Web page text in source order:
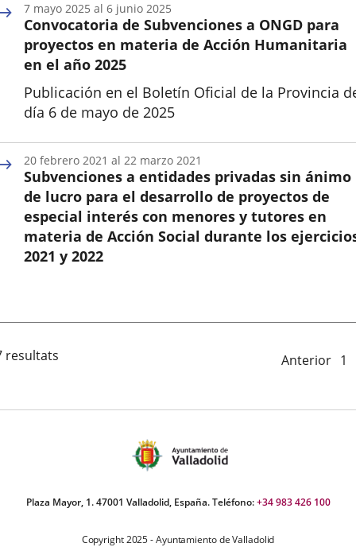
Convocatoria de Subvenciones a ONGD para
proyectos en materia de Acción Humanitaria
en el año 2025
Publicación en el Boletín Oficial de la Provincia
día 6 de mayo de 2025
Inicio
7 mayo 2025 al 6 junio 2025
Subvenciones a entidades privadas sin ánimo
de lucro para el desarrollo de proyectos de
especial interés con menores y tutores en
materia de Acción Social durante los
2021 y 2022
20 febrero 2021 al 22 marzo 2021
resultats Anterior 1
Plaza Mayor, 1. 47001 Valladolid, España. Teléfono:+34 983 426 100
Copyright 2025 - Ayuntamiento de Valladolid